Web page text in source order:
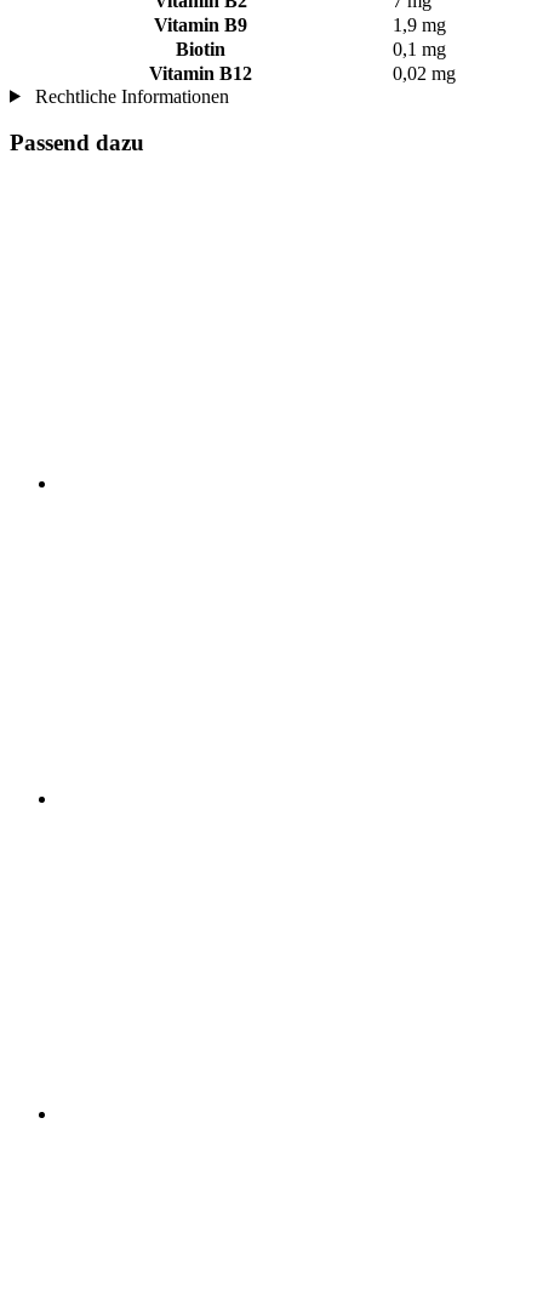
Vitamin B9
1,9 mg
Biotin
0,1 mg
Vitamin B12
0,02 mg
Rechtliche Informationen
Passend dazu